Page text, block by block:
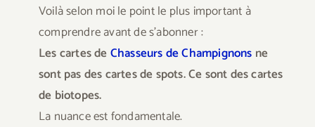
Voilà selon moi le point le plus important à
comprendre avant de s’abonner :
Les cartes de Chasseurs de Champignons ne
sont pas des cartes de spots. Ce sont des cartes
de biotopes.
La nuance est fondamentale.